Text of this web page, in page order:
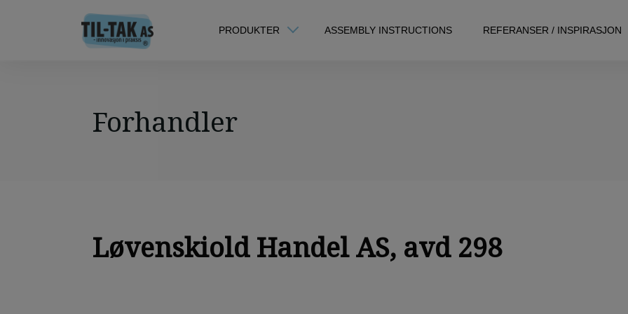
PRODUKTER ASSEMBLY INSTRUCTIONS REFERANSER / INSPIRASJON
Forhandler
Løvenskiold Handel AS, avd 298